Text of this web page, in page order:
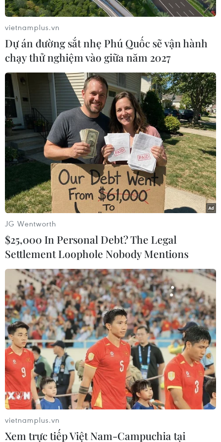
#Mexico #Rơi máy bay
#Thiệt mạng
#Điều tra nguyên nhân
Mexico
Theo dõi VietnamPlus
TIN LIÊN QUAN
vietnamplus.vn
Dự án đường sắt nhẹ Phú Quốc sẽ vận hành
chạy thử nghiệm vào giữa năm 2027
JG Wentworth
$25,000 In Personal Debt? The Legal
Settlement Loophole Nobody Mentions
vietnamplus.vn
Xem trực tiếp Việt Nam-Campuchia tại